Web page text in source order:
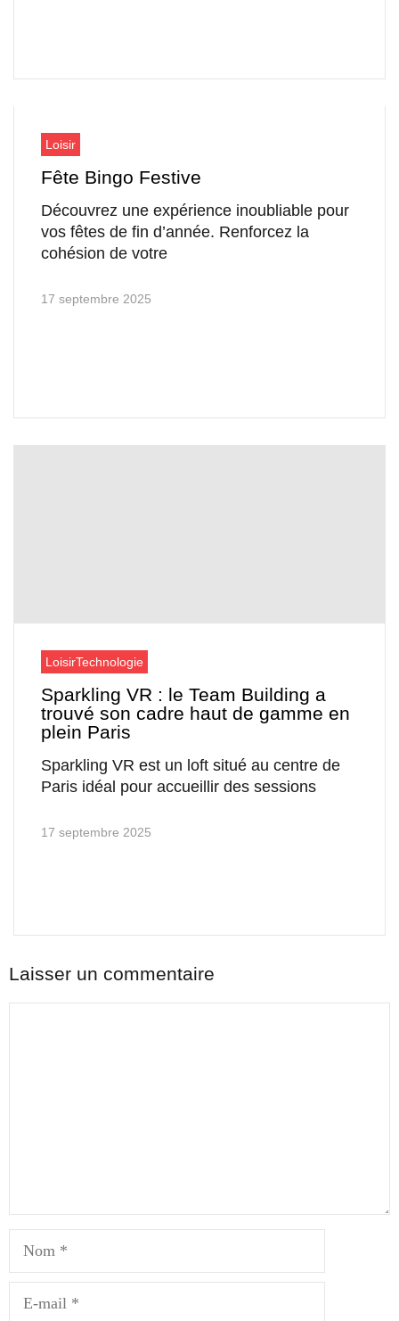
Loisir
Fête Bingo Festive
Découvrez une expérience inoubliable pour
vos fêtes de fin d’année. Renforcez la
cohésion de votre
17 septembre 2025
LoisirTechnologie
Sparkling VR : le Team Building a
trouvé son cadre haut de gamme en
plein Paris
Sparkling VR est un loft situé au centre de
Paris idéal pour accueillir des sessions
17 septembre 2025
Laisser un commentaire
mail